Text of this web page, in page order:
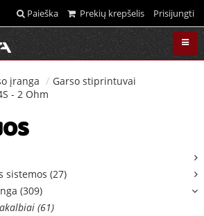
Paieška Prekių krepšelis Prisijungti
įranga
Garso stiprintuvai
- 2 Ohm
sistemos (27)
(309)
(61)